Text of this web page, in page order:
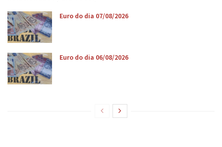
Euro do dia 07/08/2026
Euro do dia 06/08/2026